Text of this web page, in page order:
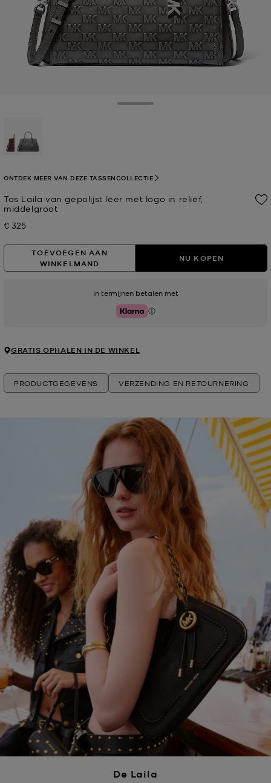
Tas Laila van gepolijst leer met logo in reliëf,
middelgroot
Nu
€ 325
ONTDEK MEER VAN DEZE TASSENCOLLECTIE
TOEVOEGEN AAN
WINKELMAND
NU KOPEN
In termijnen betalen met
Klarna
GRATIS OPHALEN IN DE WINKEL
PRODUCTGEGEVENS VERZENDING EN RETOURNERING
De Laila